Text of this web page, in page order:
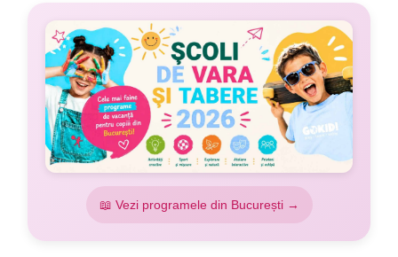
📖 Vezi programele din București →